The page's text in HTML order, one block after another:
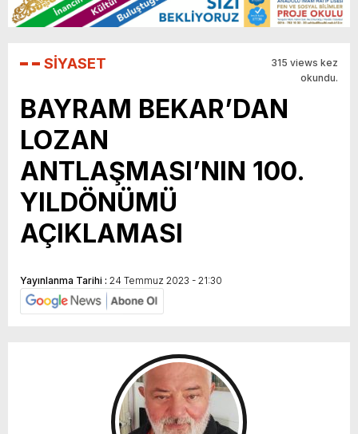
SİYASET
315 views kez
okundu.
BAYRAM BEKAR’DAN
LOZAN
ANTLAŞMASI’NIN 100.
YILDÖNÜMÜ
AÇIKLAMASI
Yayınlanma Tarihi : 24 Temmuz 2023 - 21:30